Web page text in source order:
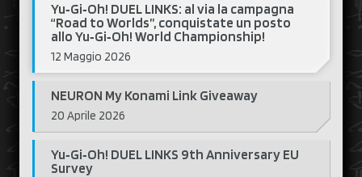
Yu‑Gi‑Oh! DUEL LINKS: al via la campagna
“Road to Worlds”, conquistate un posto
allo Yu‑Gi‑Oh! World Championship!
12 Maggio 2026
NEURON My Konami Link Giveaway
20 Aprile 2026
Yu‑Gi‑Oh! DUEL LINKS 9th Anniversary EU
Survey